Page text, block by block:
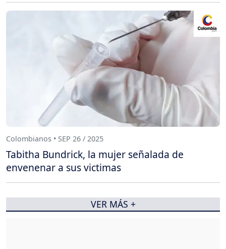
Colombianos • SEP 26 / 2025
Tabitha Bundrick, la mujer señalada de
envenenar a sus victimas
VER MÁS +